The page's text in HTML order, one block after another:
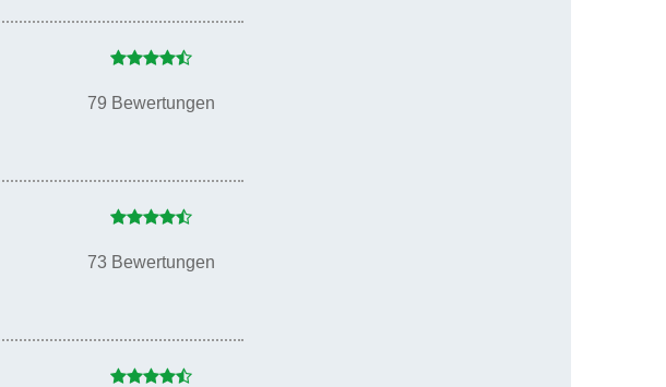
79 Bewertungen
73 Bewertungen